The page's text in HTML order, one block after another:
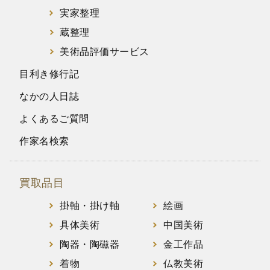
実家整理
蔵整理
美術品評価サービス
目利き修行記
なかの人日誌
よくあるご質問
作家名検索
買取品目
掛軸・掛け軸
絵画
具体美術
中国美術
陶器・陶磁器
金工作品
着物
仏教美術